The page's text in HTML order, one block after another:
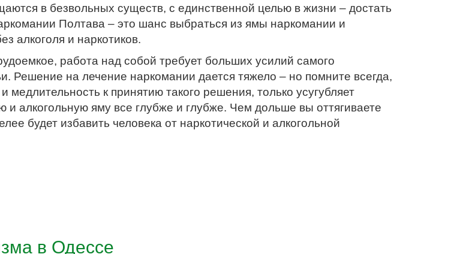
в безвольных существ, с единственной целью в жизни – достать
Полтава – это шанс выбраться из ямы наркомании и
алкоголя и наркотиков.
работа над собой требует больших усилий самого
Решение на лечение наркомании дается тяжело – но помните всегда,
медлительность к принятию такого решения, только усугубляет
и алкогольную яму все глубже и глубже. Чем дольше вы оттягиваете
будет избавить человека от наркотической и алкогольной
в Одессе